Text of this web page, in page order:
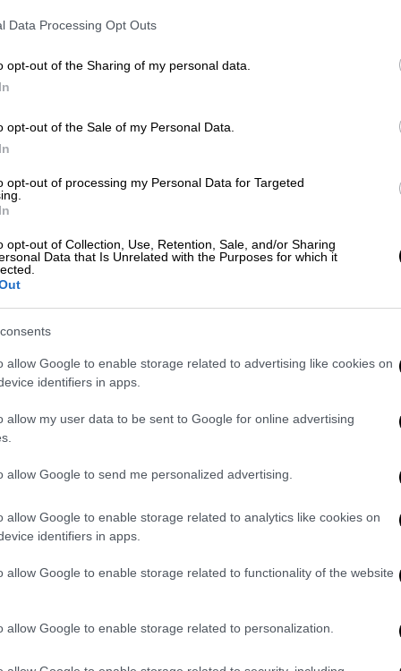
Data Processing Opt Outs
opt-out of the Sharing of my personal data.
opt-out of the Sale of my Personal Data.
opt-out of processing my Personal Data for Targeted
opt-out of Collection, Use, Retention, Sale, and/or Sharing
Data that Is Unrelated with the Purposes for which it
allow Google to enable storage related to advertising like cookies on
identifiers in apps.
allow my user data to be sent to Google for online advertising
allow Google to send me personalized advertising.
allow Google to enable storage related to analytics like cookies on
identifiers in apps.
allow Google to enable storage related to functionality of the website
allow Google to enable storage related to personalization.
την απώλεια της
πόλη στο ανατολικό τμήμα
τρίτο μου παιδί»
θανάτους που συνδέονται με τον
με ακόμα μία έξαρση του ιού -
παιδίστην καλύτερη ηλικία των νιάτων
οποίου το όνομα έχει αλλάξει για την
στο σχολείο
Τώρα, ανήκει στο παρελθόν», είπε,
Μονγκμπβάλου ως δραματική,
να δράσουν για τον περιορισμό του
για καθημερινούς θανάτους στο χωριό,
αδυνατούν να ανταπεξέλθουν.
στη Λαϊκή Δημοκρατία του Κονγκό
υγείας, η
κοινωνίες εντελώς απροστάτευτες